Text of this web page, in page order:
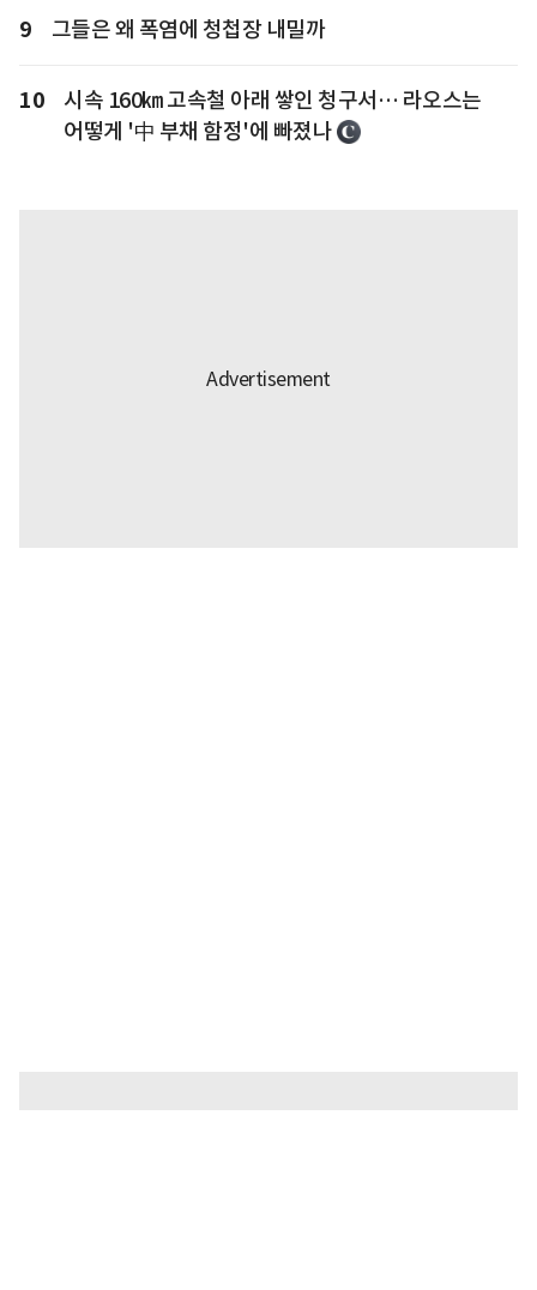
9 그들은 왜 폭염에 청첩장 내밀까
10
시속 160㎞ 고속철 아래 쌓인 청구서… 라오스는
어떻게 '中 부채 함정'에 빠졌나